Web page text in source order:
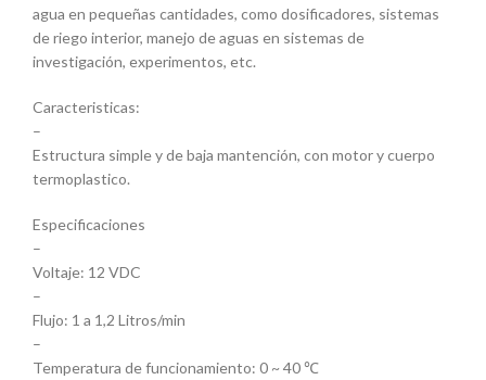
agua en pequeñas cantidades, como dosificadores, sistemas
de riego interior, manejo de aguas en sistemas de
investigación, experimentos, etc.
Caracteristicas:
–
Estructura simple y de baja mantención, con motor y cuerpo
termoplastico.
Especificaciones
–
Voltaje: 12 VDC
–
Flujo: 1 a 1,2 Litros/min
–
Temperatura de funcionamiento: 0 ~ 40 ℃